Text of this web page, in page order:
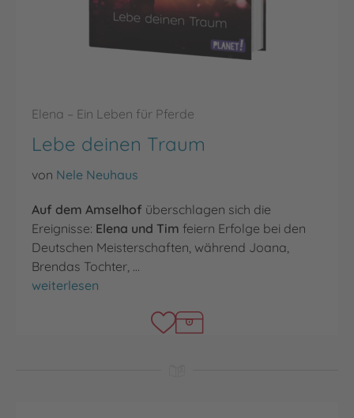
Elena – Ein Leben für Pferde
Lebe deinen Traum
von Nele Neuhaus
Auf dem Amselhof überschlagen sich die
Ereignisse: Elena und Tim feiern Erfolge bei den
Deutschen Meisterschaften, während Joana,
Brendas Tochter, …
Lebe deinen Traum
weiterlesen